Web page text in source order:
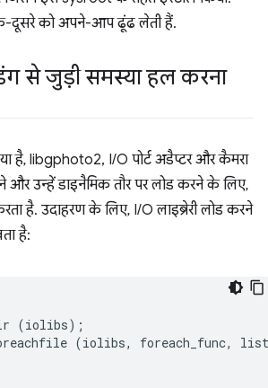
दूसरे को अपने-आप ढूंढ लेती हैं.
से जुड़ी समस्या हल करना
है, libgphoto2, I/O पोर्ट अडैप्टर और कैमरा
और उन्हें डाइनैमिक तौर पर लोड करने के लिए,
है. उदाहरण के लिए, I/O लाइब्रेरी लोड करने
है:
(iolibs);
(iolibs, foreach_func,
list